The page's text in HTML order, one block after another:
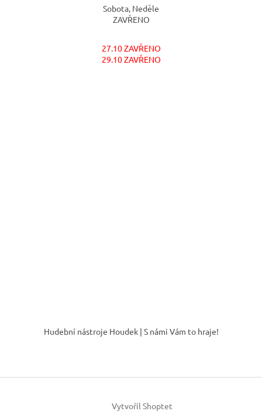
Sobota, Neděle
ZAVŘENO
27.10 ZAVŘENO
29.10 ZAVŘENO
í
Hudební nástroje Houdek | S námi Vám to hraje!
Vytvořil Shoptet